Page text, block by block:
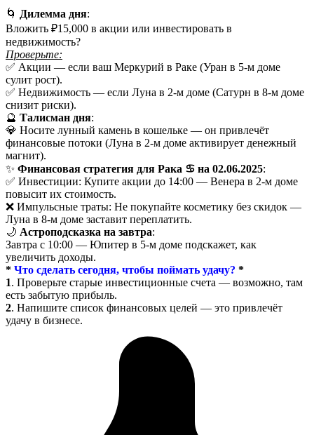
🌀 Дилемма дня:
Вложить ₽15,000 в акции или инвестировать в
недвижимость?
Проверьте:
✅ Акции — если ваш Меркурий в Раке (Уран в 5-м доме
сулит рост).
✅ Недвижимость — если Луна в 2-м доме (Сатурн в 8-м доме
снизит риски).
🔮 Талисман дня:
💎 Носите лунный камень в кошельке — он привлечёт
финансовые потоки (Луна в 2-м доме активирует денежный
магнит).
✨ Финансовая стратегия для Рака ♋ на 02.06.2025:
✅ Инвестиции: Купите акции до 14:00 — Венера в 2-м доме
повысит их стоимость.
❌ Импульсные траты: Не покупайте косметику без скидок —
Луна в 8-м доме заставит переплатить.
🌙 Астроподсказка на завтра:
Завтра с 10:00 — Юпитер в 5-м доме подскажет, как
увеличить доходы.
* Что сделать сегодня, чтобы поймать удачу? *
1. Проверьте старые инвестиционные счета — возможно, там
есть забытую прибыль.
2. Напишите список финансовых целей — это привлечёт
удачу в бизнесе.